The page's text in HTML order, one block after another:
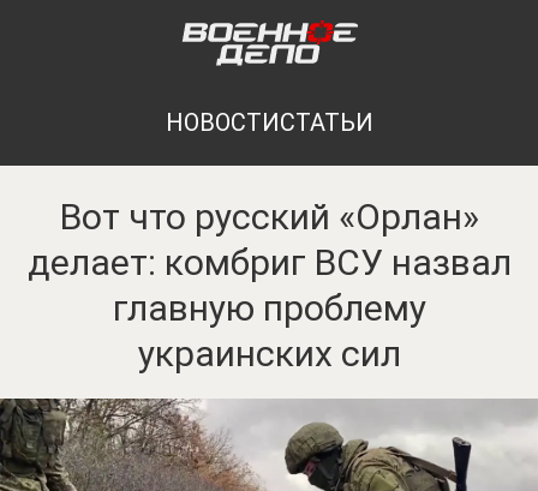
НОВОСТИСТАТЬИ
Вот что русский «Орлан»
делает: комбриг ВСУ назвал
главную проблему
украинских сил